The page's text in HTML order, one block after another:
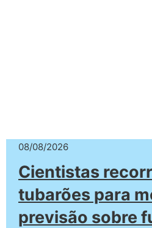
08/08/2026
Cientistas
tubarões para
previsão sobre